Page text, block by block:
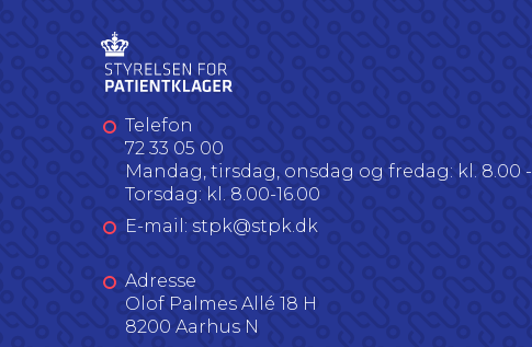
Telefon
72 33 05 00
Mandag, tirsdag, onsdag og fredag: kl. 8.00 -
Torsdag: kl. 8.00-16.00
E-mail: stpk@stpk.dk
Adresse
Olof Palmes Allé 18 H
8200 Aarhus N